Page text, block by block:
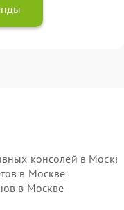
консолей в
в Москве
в Москве